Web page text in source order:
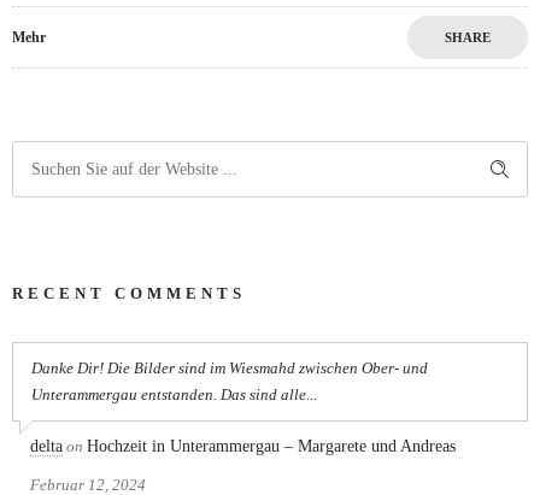
Mehr SHARE
RECENT COMMENTS
Danke Dir! Die Bilder sind im Wiesmahd zwischen Ober- und
Unterammergau entstanden. Das sind alle...
delta on Hochzeit in Unterammergau – Margarete und Andreas
Februar 12, 2024